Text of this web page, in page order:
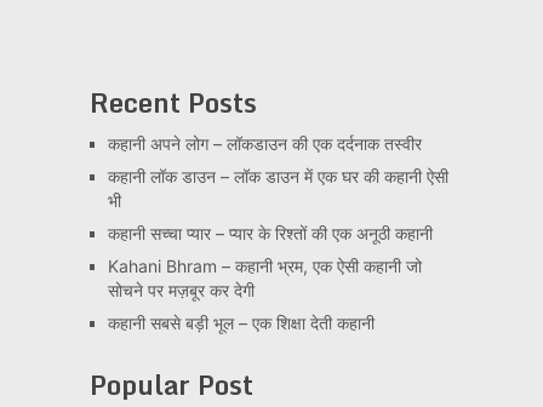
Recent Posts
कहानी अपने लोग – लॉकडाउन की एक दर्दनाक तस्वीर
कहानी लॉक डाउन – लॉक डाउन में एक घर की कहानी ऐसी
भी
कहानी सच्चा प्यार – प्यार के रिश्तों की एक अनूठी कहानी
Kahani Bhram – कहानी भ्रम, एक ऐसी कहानी जो
सोचने पर मज़बूर कर देगी
कहानी सबसे बड़ी भूल – एक शिक्षा देती कहानी
Popular Post